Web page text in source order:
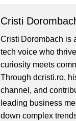
Cristi
Cristi Dorombach is
tech voice who
curiosity meets
Through dcristi.ro,
channel, and
leading business
down complex